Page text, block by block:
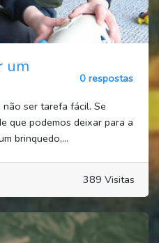
um
0 respostas
ser tarefa fácil. Se
que podemos deixar para a
brinquedo,...
389 Visitas